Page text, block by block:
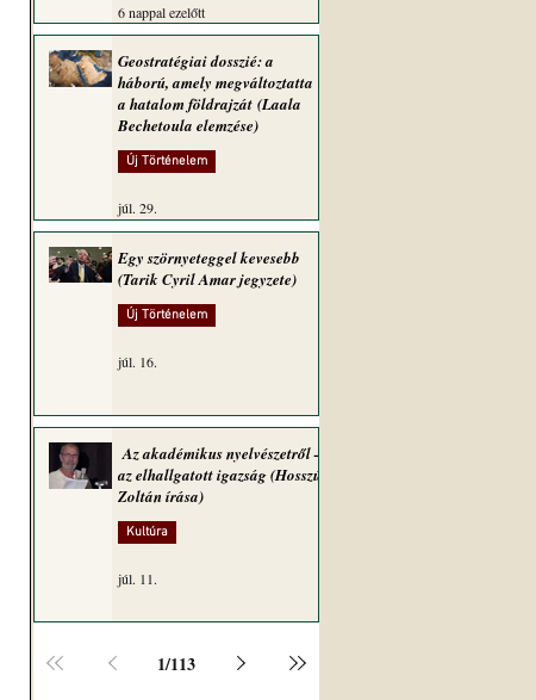
6 nappal ezelőtt
Geostratégiai dosszié: a
háború, amely megváltoztatta
a hatalom földrajzát (Laala
Bechetoula elemzése)
Új Történelem
júl. 29.
Egy szörnyeteggel kevesebb
(Tarik Cyril Amar jegyzete)
Új Történelem
júl. 16.
Az akadémikus nyelvészetről –
az elhallgatott igazság (Hosszú
Zoltán írása)
Kultúra
júl. 11.
1/113